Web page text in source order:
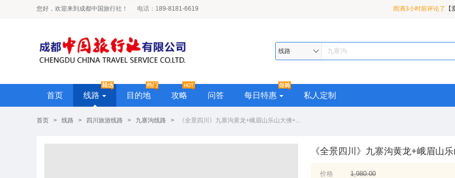
您好，欢迎来到成都中国旅行社！ 电话 ：189-8181-6619 茉莉花开3小时前评论
九曲/花湖/若尔盖/九寨
雨滴3小时前评论了【
盖/ 九寨沟/黄龙/四姑
线路
首页 线路 目的地 攻略 问答 每日特惠 私人定制
首页 > 线路 > 四川旅游线路 > 九寨沟线路 > 《全景四川》九寨沟黄龙+峨眉山乐山大佛+...
《全景四川》九寨沟黄龙+峨眉山
价格 1,980.00